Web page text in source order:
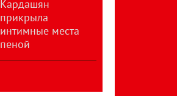
Кардашян
прикрыла
интимные места
пеной